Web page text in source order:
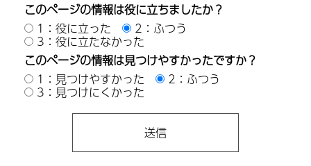
このページの情報は役に立ちましたか？
1：役に立った
2：ふつう
3：役に立たなかった
このページの情報は見つけやすかったですか？
1：見つけやすかった
2：ふつう
3：見つけにくかった